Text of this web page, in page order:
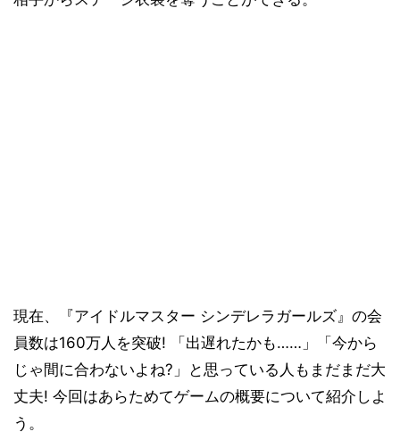
現在、『アイドルマスター シンデレラガールズ』の会
員数は160万人を突破! 「出遅れたかも……」「今から
じゃ間に合わないよね?」と思っている人もまだまだ大
丈夫! 今回はあらためてゲームの概要について紹介しよ
う。